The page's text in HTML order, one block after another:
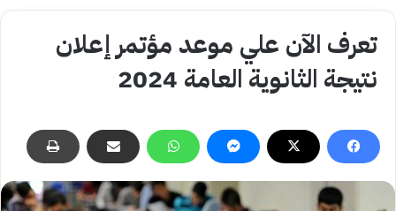
تعرف الآن علي موعد مؤتمر إعلان
نتيجة الثانوية العامة 2024